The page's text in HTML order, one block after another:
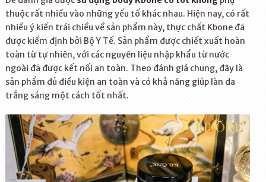
thuộc rất nhiều vào những yếu tố khác nhau. Hiện nay, có rất
nhiều ý kiến trái chiều về sản phẩm này, thực chất Kbone đã
được kiểm định bởi Bộ Y Tế. Sản phẩm được chiết xuất hoàn
toàn từ tự nhiên, với các nguyên liệu nhập khẩu từ nước
ngoài đã được kết nối an toàn. Theo đánh giá chung, đây là
sản phẩm đủ điều kiện an toàn và có khả năng giúp làn da
trắng sáng một cách tốt nhất.